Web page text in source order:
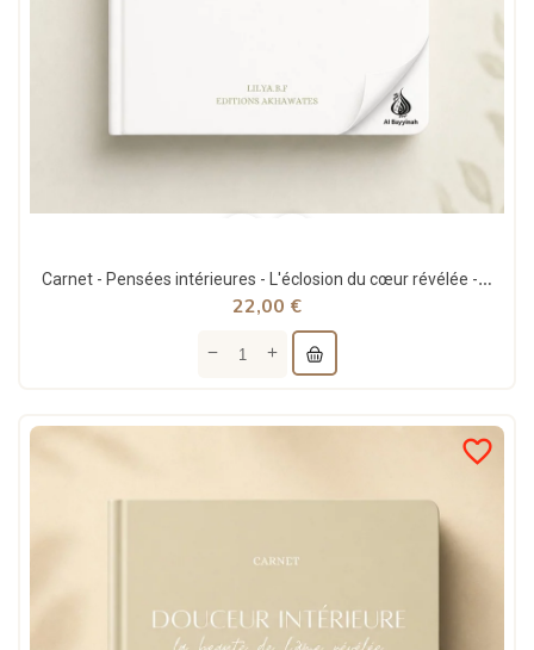
Carnet - Pensées intérieures - L'éclosion du cœur révélée - Akhawates
22,00 €
favorite_border